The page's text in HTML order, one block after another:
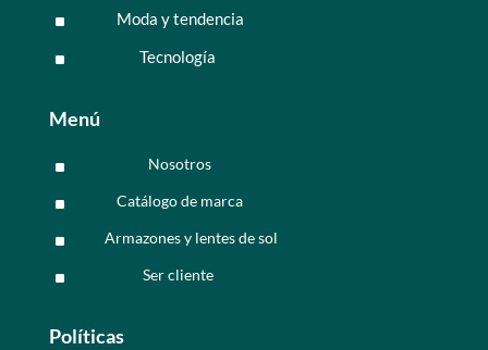
^ Moda y tendencia
^ Tecnología
Menú
^ Nosotros
^ Catálogo de marca
^ Armazones y lentes de sol
^ Ser cliente
Políticas